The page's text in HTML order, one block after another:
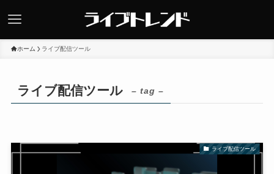
ホーム ライブ配信ツール
ライブ配信ツール – tag –
ライブ配信ツール